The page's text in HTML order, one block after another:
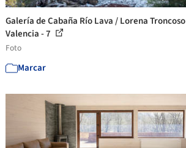
Galería de Cabaña Río Lava / Lorena Troncoso
Valencia - 7
Foto
Marcar